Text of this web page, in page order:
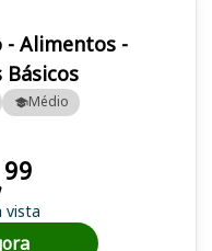
- Alimentos -
Básicos
Médio
99
vista